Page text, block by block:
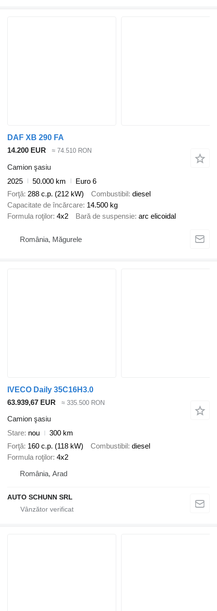
DAF XB 290 FA
14.200 EUR
≈ 74.510 RON
Camion şasiu
2025
50.000 km
Euro 6
Forţă 288 c.p. (212 kW) Combustibil diesel
Capacitate de încărcare 14.500 kg
Formula roţilor 4x2 Bară de suspensie arc elicoidal
România, Măgurele
IVECO Daily 35C16H3.0
63.939,67 EUR
≈ 335.500 RON
Camion şasiu
Stare nou
300 km
Forţă 160 c.p. (118 kW) Combustibil diesel
Formula roţilor 4x2
România, Arad
AUTO SCHUNN SRL